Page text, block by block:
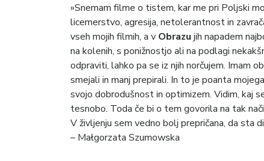
»Snemam filme o tistem, kar me pri Poljski
licemerstvo, agresija, netolerantnost in
vseh mojih filmih, a v Obrazu jih napadem
na kolenih, s ponižnostjo ali na podlagi
odpraviti, lahko pa se iz njih norčujem. Imam
smejali in manj prepirali. In to je poanta
svojo dobrodušnost in optimizem. Vidim, kaj
tesnobo. Toda če bi o tem govorila na tak
V življenju sem vedno bolj prepričana, da sta
– Małgorzata Szumowska